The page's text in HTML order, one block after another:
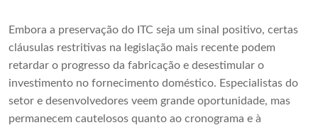
Embora a preservação do ITC seja um sinal positivo, certas
cláusulas restritivas na legislação mais recente podem
retardar o progresso da fabricação e desestimular o
investimento no fornecimento doméstico. Especialistas do
setor e desenvolvedores veem grande oportunidade, mas
permanecem cautelosos quanto ao cronograma e à